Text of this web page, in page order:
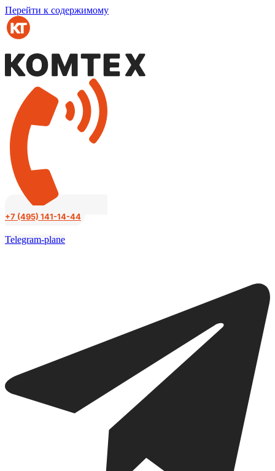
Перейти к содержимому
+7 (495) 141-14-44
Telegram-plane